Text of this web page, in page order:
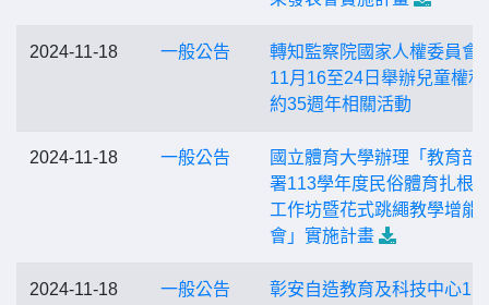
2024-11-18 一般公告
轉知監察院國家人權委員會
11月16至24日舉辦兒童權利
約35週年相關活動
2024-11-18 一般公告
國立體育大學辦理「教育部
署113學年度民俗體育扎根
工作坊暨花式跳繩教學增能
會」實施計畫
2024-11-18 一般公告
彰安自造教育及科技中心